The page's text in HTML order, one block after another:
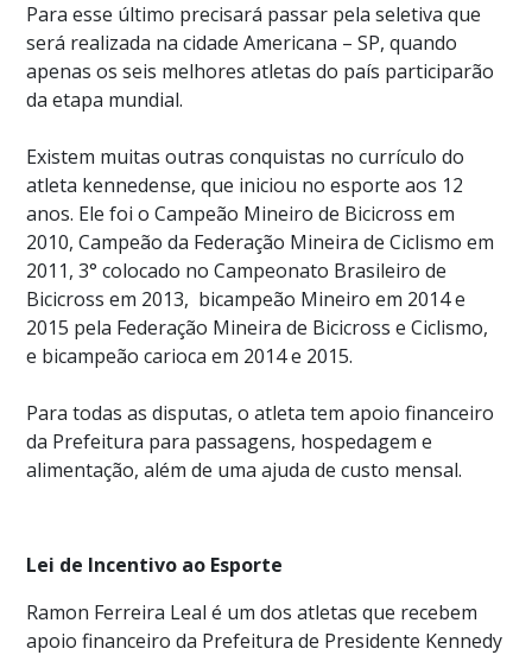
Para esse último precisará passar pela seletiva que
será realizada na cidade Americana – SP, quando
apenas os seis melhores atletas do país participarão
da etapa mundial.
Existem muitas outras conquistas no currículo do
atleta kennedense, que iniciou no esporte aos 12
anos. Ele foi o Campeão Mineiro de Bicicross em
2010, Campeão da Federação Mineira de Ciclismo em
2011, 3° colocado no Campeonato Brasileiro de
Bicicross em 2013, bicampeão Mineiro em 2014 e
2015 pela Federação Mineira de Bicicross e Ciclismo,
e bicampeão carioca em 2014 e 2015.
Para todas as disputas, o atleta tem apoio financeiro
da Prefeitura para passagens, hospedagem e
alimentação, além de uma ajuda de custo mensal.
Lei de Incentivo ao Esporte
Ramon Ferreira Leal é um dos atletas que recebem
apoio financeiro da Prefeitura de Presidente Kennedy